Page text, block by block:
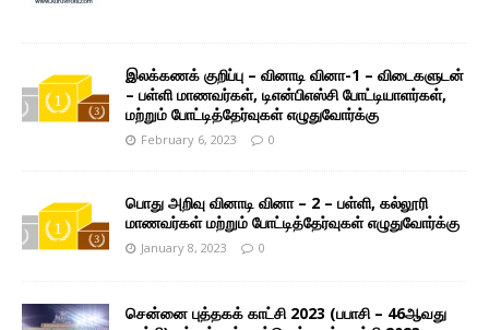
இலக்கணக் குறிப்பு – வினாடி வினா-1 – விடைகளுடன்
– பள்ளி மாணவர்கள், டிஎன்பிஎஸ்சி போட்டியாளர்கள்,
மற்றும் போட்டித்தேர்வுகள் எழுதுவோர்க்கு
February 6, 2023 0
பொது அறிவு வினாடி வினா – 2 – பள்ளி, கல்லூரி
மாணவர்கள் மற்றும் போட்டித்தேர்வுகள் எழுதுவோர்க்கு
January 8, 2023 0
சென்னை புத்தகக் காட்சி 2023 (பபாசி – 46ஆவது